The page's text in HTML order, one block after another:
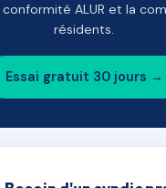
conformité ALUR et la
résidents.
Essai gratuit 30 jours →